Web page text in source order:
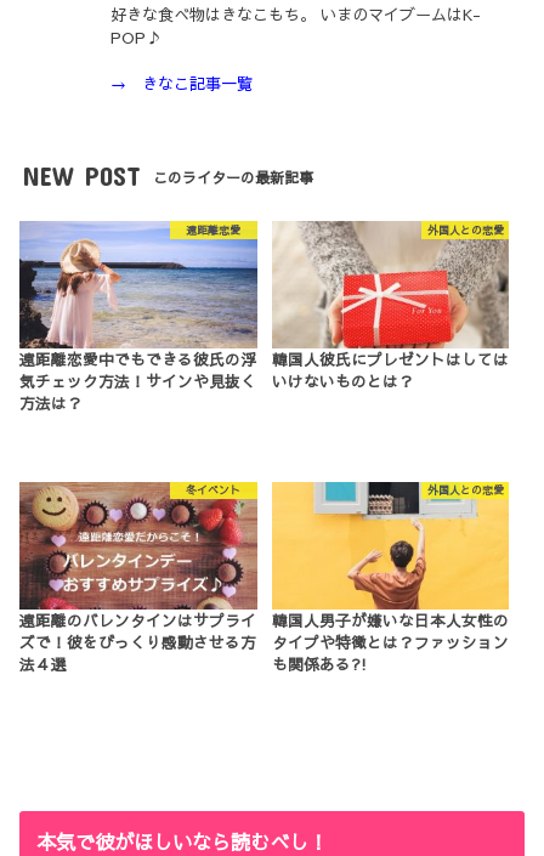
好きな食べ物はきなこもち。 いまのマイブームはK-
POP♪
→ きなこ記事一覧
NEW POST このライターの最新記事
遠距離恋愛
遠距離恋愛中でもできる彼氏の浮
気チェック方法！サインや見抜く
方法は？
外国人との恋愛
韓国人彼氏にプレゼントはしては
いけないものとは？
冬イベント
遠距離のバレンタインはサプライ
ズで！彼をびっくり感動させる方
法４選
外国人との恋愛
韓国人男子が嫌いな日本人女性の
タイプや特徴とは？ファッション
も関係ある?!
本気で彼がほしいなら読むべし！